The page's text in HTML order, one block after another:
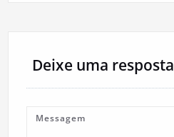
Deixe uma resposta